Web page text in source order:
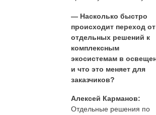
— Насколько быстро
происходит переход от
отдельных решений к
комплексным
экосистемам в
и что это меняет для
заказчиков?
Алексей Карманов:
Отдельные решения по